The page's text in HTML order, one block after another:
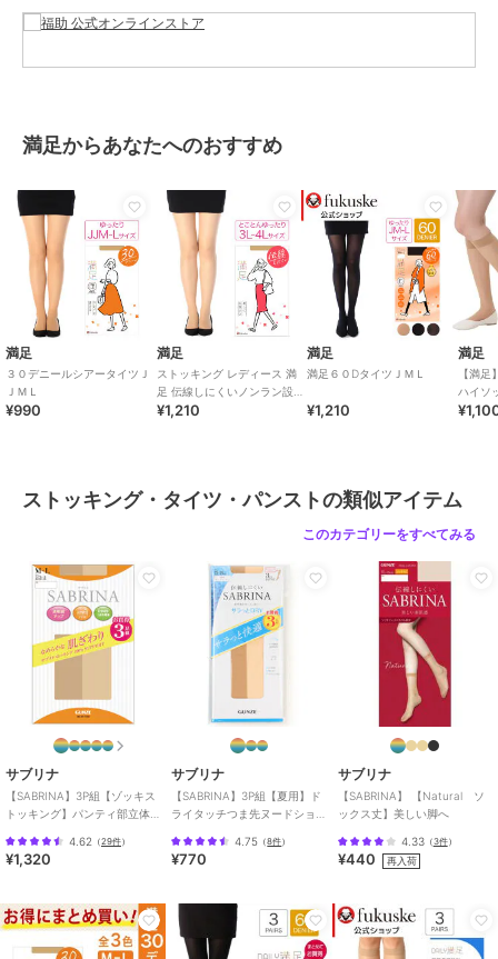
カラー
クリアヌード330、サワーベージ
サイズ JML
商品のお取り扱い方法
満足からあなたへのおすすめ
満足
３０デニールシアータイツＪ
ＪＭＬ
¥990
満足
ストッキング レディース 満
足 伝線しにくいノンラン設計
無地 3L4L
¥1,210
満足
満足６０DタイツＪＭＬ
¥1,210
満足
【満
ハイソ
シュ編
ストッキング・タイツ・パンストの類似アイテム
このカテゴリーをすべてみる
サブリナ
【SABRINA】3P組【ゾッキス
トッキング】パンティ部立体
4.62 （29件）
¥1,320
サブリナ
【SABRINA】3P組【夏用】ド
ライタッチつま先ヌードショ
4.75 （8件）
¥770
サブリナ
【SABRINA】 【Natural ソ
ックス丈】美しい脚へ
4.33（3件）
¥440 再入荷